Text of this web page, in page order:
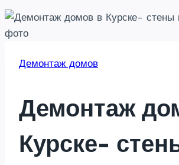
Демонтаж домов
Демонтаж
Курске-